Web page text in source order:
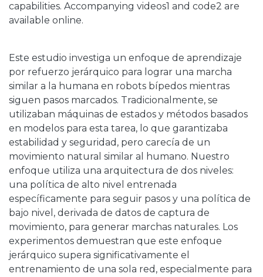
capabilities. Accompanying videos1 and code2 are
available online.
Este estudio investiga un enfoque de aprendizaje
por refuerzo jerárquico para lograr una marcha
similar a la humana en robots bípedos mientras
siguen pasos marcados. Tradicionalmente, se
utilizaban máquinas de estados y métodos basados ​​
en modelos para esta tarea, lo que garantizaba
estabilidad y seguridad, pero carecía de un
movimiento natural similar al humano. Nuestro
enfoque utiliza una arquitectura de dos niveles:
una política de alto nivel entrenada
específicamente para seguir pasos y una política de
bajo nivel, derivada de datos de captura de
movimiento, para generar marchas naturales. Los
experimentos demuestran que este enfoque
jerárquico supera significativamente el
entrenamiento de una sola red, especialmente para